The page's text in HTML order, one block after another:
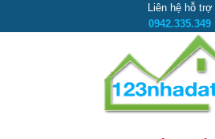
Liên hệ hỗ trợ
0942.335.349